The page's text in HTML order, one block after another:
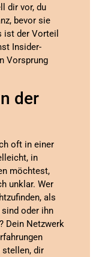
dir vor, du
bevor sie
ist der Vorteil
Insider-
Vorsprung
der
oft in einer
in
möchtest,
unklar. Wer
als
oder ihn
Dein Netzwerk
stellen, dir